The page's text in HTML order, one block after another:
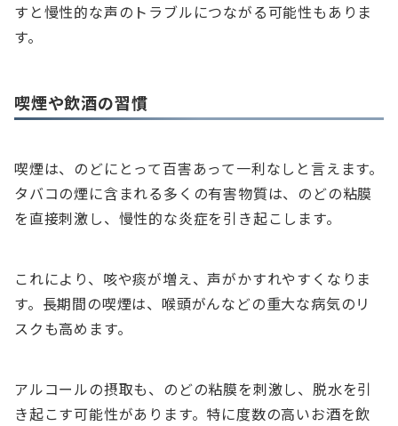
すと慢性的な声のトラブルにつながる可能性もありま
す。
喫煙や飲酒の習慣
喫煙は、のどにとって百害あって一利なしと言えます。
タバコの煙に含まれる多くの有害物質は、のどの粘膜
を直接刺激し、慢性的な炎症を引き起こします。
これにより、咳や痰が増え、声がかすれやすくなりま
す。長期間の喫煙は、喉頭がんなどの重大な病気のリ
スクも高めます。
アルコールの摂取も、のどの粘膜を刺激し、脱水を引
き起こす可能性があります。特に度数の高いお酒を飲